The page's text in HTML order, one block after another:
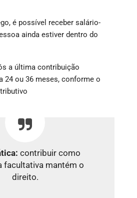
é possível receber salário-
ainda estiver dentro do
a última contribuição
24 ou 36 meses, conforme o
contribuir como
facultativa mantém o
direito.